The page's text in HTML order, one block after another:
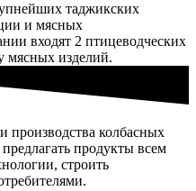
таджикских
и мясных
входят 2 птицеводческих
мясных изделий.
производства колбасных
продукты всем
строить